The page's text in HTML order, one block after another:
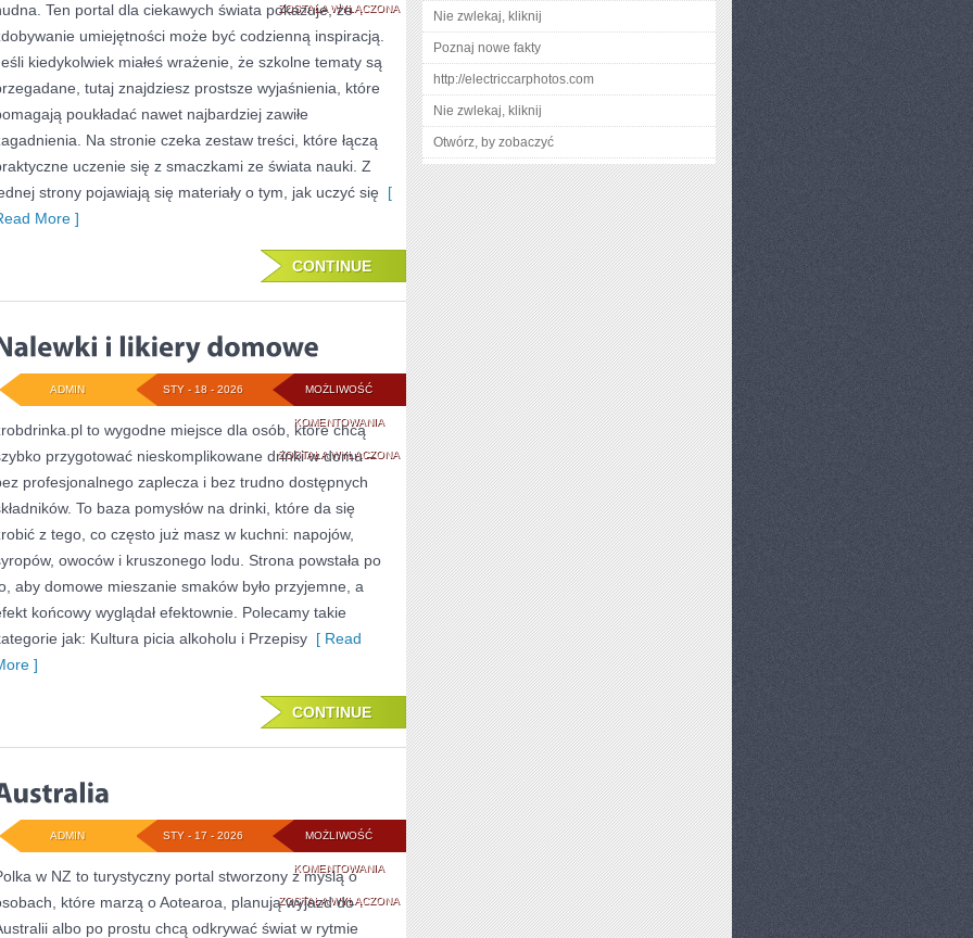
I
PODRÓŻE
CZASIE
ZOSTAŁA WYŁĄCZONA
Ten portal dla ciekawych świata pokazuje, że
umiejętności może być codzienną inspiracją.
kiedykolwiek miałeś wrażenie, że szkolne tematy są
tutaj znajdziesz prostsze wyjaśnienia, które
poukładać nawet najbardziej zawiłe
Na stronie czeka zestaw treści, które łączą
uczenie się z smaczkami ze świata nauki. Z
strony pojawiają się materiały o tym, jak uczyć się [
More ]
CONTINUE
MOŻLIWOŚĆ
KOMENTOWANIANALEWKI
I
LIKIERY
DOMOWE
ZOSTAŁA WYŁĄCZONA
STY - 18 - 2026
ADMIN
to wygodne miejsce dla osób, które chcą
przygotować nieskomplikowane drinki w domu –
profesjonalnego zaplecza i bez trudno dostępnych
To baza pomysłów na drinki, które da się
z tego, co często już masz w kuchni: napojów,
owoców i kruszonego lodu. Strona powstała po
aby domowe mieszanie smaków było przyjemne, a
końcowy wyglądał efektownie. Polecamy takie
jak: Kultura picia alkoholu i Przepisy [ Read
]
CONTINUE
MOŻLIWOŚĆ
KOMENTOWANIAAUSTRALIA
ZOSTAŁA WYŁĄCZONA
STY - 17 - 2026
ADMIN
w NZ to turystyczny portal stworzony z myślą o
które marzą o Aotearoa, planują wyjazd do
albo po prostu chcą odkrywać świat w rytmie
Nie zwlekaj, kliknij
Poznaj nowe fakty
http://electriccarphotos.com
Nie zwlekaj, kliknij
Otwórz, by zobaczyć